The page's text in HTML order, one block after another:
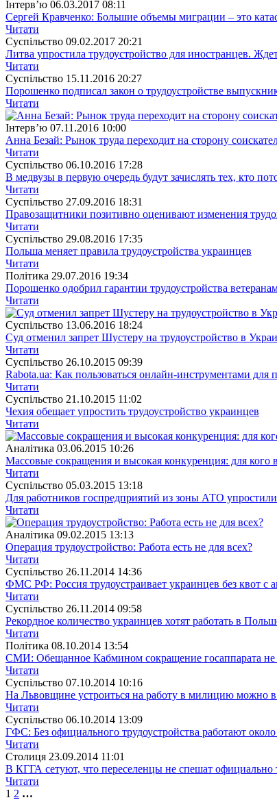
Інтерв’ю 06.03.2017 08:11
Сергей Кравченко: Большие объемы миграции – это
Читати
Суспiльство 09.02.2017 20:21
Литва упростила трудоустройство для иностранцев.
Читати
Суспiльство 15.11.2016 20:27
Порошенко подписал закон о трудоустройстве
Читати
Інтерв’ю 07.11.2016 10:00
Анна Безай: Рынок труда переходит на сторону
Читати
Суспiльство 06.10.2016 17:28
В медвузы в первую очередь будут зачислять тех, кто
Читати
Суспiльство 27.09.2016 18:31
Правозащитники позитивно оценивают изменения
Читати
Суспiльство 29.08.2016 17:35
Польша меняет правила трудоустройства украинцев
Читати
Полiтика 29.07.2016 19:34
Порошенко одобрил гарантии трудоустройства
Читати
Суспiльство 13.06.2016 18:24
Суд отменил запрет Шустеру на трудоустройство в
Читати
Суспiльство 26.10.2015 09:39
Rabota.ua: Как пользоваться онлайн-инструментами для
Читати
Суспiльство 21.10.2015 11:02
Чехия обещает упростить трудоустройство украинцев
Читати
Аналітика 03.06.2015 10:26
Массовые сокращения и высокая конкуренция: для кого
Читати
Суспiльство 05.03.2015 13:18
Для работников госпредприятий из зоны АТО упростили
Читати
Аналітика 09.02.2015 13:13
Операция трудоустройство: Работа есть не для всех?
Читати
Суспiльство 26.11.2014 14:36
ФМС РФ: Россия трудоустраивает украинцев без квот с
Читати
Суспiльство 26.11.2014 09:58
Рекордное количество украинцев хотят работать в
Читати
Полiтика 08.10.2014 13:54
СМИ: Обещанное Кабмином сокращение госаппарата
Читати
Суспiльство 07.10.2014 10:16
На Львовщине устроиться на работу в милицию можно
Читати
Суспiльство 06.10.2014 13:09
ГФС: Без официального трудоустройства работают
Читати
Столиця 23.09.2014 11:01
В КГГА сетуют, что переселенцы не спешат официально
Читати
1 2 …